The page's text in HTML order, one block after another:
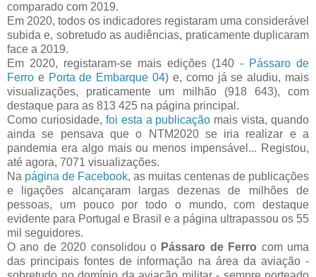
comparado com 2019.
Em 2020, todos os indicadores registaram uma considerável
subida e, sobretudo as audiências, praticamente duplicaram
face a 2019.
Em 2020, registaram-se mais edições (140 - Pássaro de
Ferro e Porta de Embarque 04) e, como já se aludiu, mais
visualizações, praticamente um milhão (918 643), com
destaque para as 813 425 na página principal.
Como curiosidade, foi esta a publicação mais vista, quando
ainda se pensava que o NTM2020 se iria realizar e a
pandemia era algo mais ou menos impensável... Registou,
até agora, 7071 visualizações.
Na página de Facebook, as muitas centenas de publicações
e ligações alcançaram largas dezenas de milhões de
pessoas, um pouco por todo o mundo, com destaque
evidente para Portugal e Brasil e a página ultrapassou os 55
mil seguidores.
O ano de 2020 consolidou o Pássaro de Ferro com uma
das principais fontes de informação na área da aviação -